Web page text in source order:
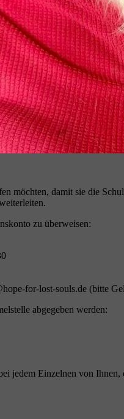
möchten, damit sie die
zu überweisen:
for-lost-souls.de (bitte
abgegeben werden:
jedem Einzelnen von